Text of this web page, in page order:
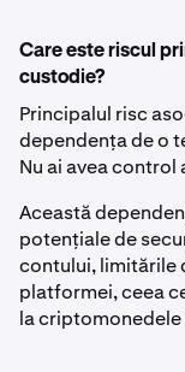
Care este riscul
custodie?
Principalul risc
dependența de o
Nu ai avea
Această
potențiale de
contului, limitările
platformei, ceea
la criptomonedele